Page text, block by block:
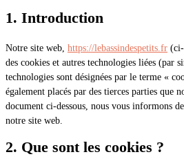
1. Introduction
Notre site web, https://lebassindespetits.fr
des cookies et autres technologies liées (par
technologies sont désignées par le terme «
également placés par des tierces parties que
document ci-dessous, nous vous informons
notre site web.
2. Que sont les cookies ?